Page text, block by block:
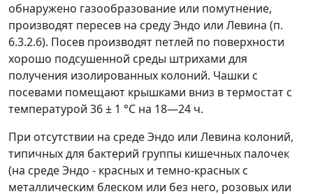
обнаружено газообразование или помутнение,
производят пересев на среду Эндо или Левина (п.
6.3.2.6). Посев производят петлей по поверхности
хорошо подсушенной среды штрихами для
получения изолированных колоний. Чашки с
посевами помещают крышками вниз в термостат с
температурой 36 ± 1 °С на 18—24 ч.
При отсутствии на среде Эндо или Левина колоний,
типичных для бактерий группы кишечных палочек
(на среде Эндо - красных и темно-красных с
металлическим блеском или без него, розовых или